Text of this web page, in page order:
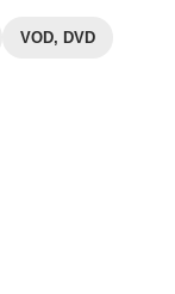
VOD, DVD